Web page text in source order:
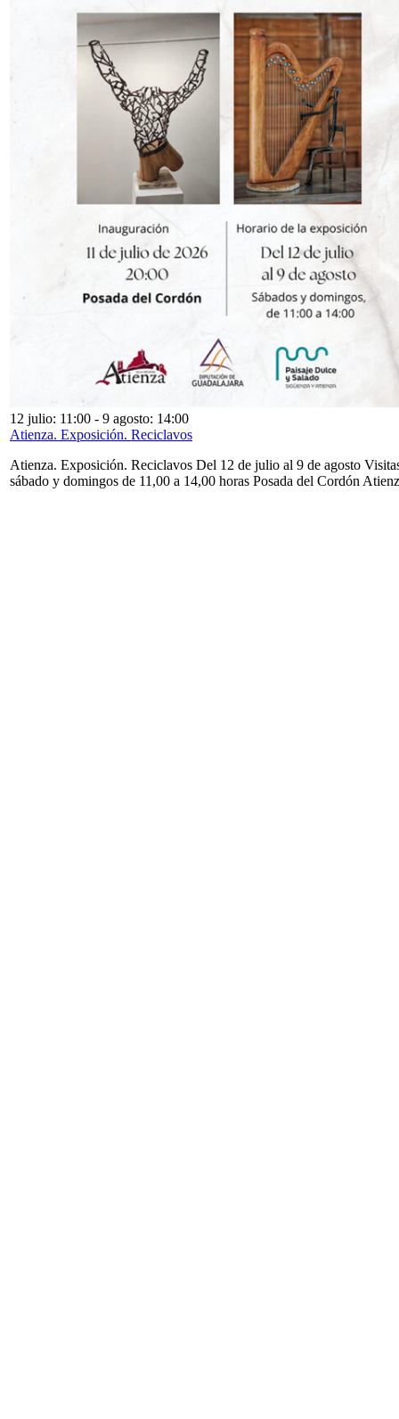
12 julio: 11:00 - 9 agosto: 14:00
Atienza. Exposición. Reciclavos
Atienza. Exposición. Reciclavos Del 12 de julio al 9 de agosto
sábado y domingos de 11,00 a 14,00 horas Posada del Cordón